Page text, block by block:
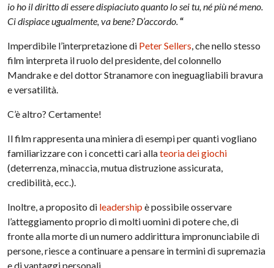
io ho il diritto di essere dispiaciuto quanto lo sei tu, né più né meno.
Ci dispiace ugualmente, va bene? D’accordo.“
Imperdibile l’interpretazione di Peter Sellers, che nello stesso
film interpreta il ruolo del presidente, del colonnello
Mandrake e del dottor Stranamore con ineguagliabili bravura
e versatilità.
C’è altro? Certamente!
Il film rappresenta una miniera di esempi per quanti vogliano
familiarizzare con i concetti cari allateoria dei giochi
(deterrenza, minaccia, mutua distruzione assicurata,
credibilità, ecc.).
Inoltre, a proposito di leadershipè possibile osservare
l’atteggiamento proprio di molti uomini di potere che, di
fronte alla morte di un numero addirittura impronunciabile di
persone, riesce a continuare a pensare in termini di supremazia
e di vantaggi personali.